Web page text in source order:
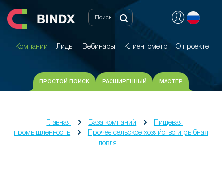
Компании Лиды Вебинары Клиентометр О проекте
Компании Лиды Вебинары Клиентометр О проекте
ПРОСТОЙ ПОИСК РАСШИРЕННЫЙ МАСТЕР
Главная База компаний
Пищевая
промышленность
Прочее сельское хозяйство и рыбная
ловля